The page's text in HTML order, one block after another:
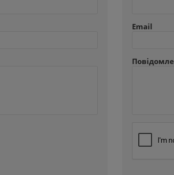
Email